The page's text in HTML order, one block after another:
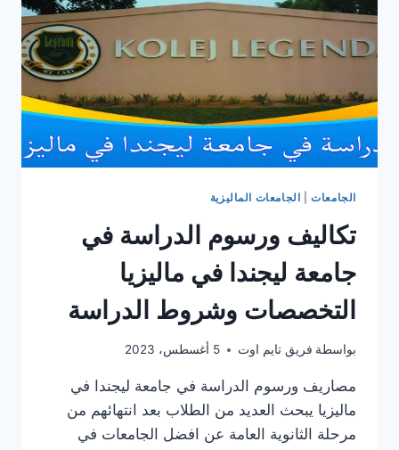
الجامعات| الجامعات الماليزية
تكاليف ورسوم الدراسة في
جامعة ليجندا في ماليزيا
التخصصات وشروط الدراسة
بواسطة فريق تايم اوت 5 أغسطس، 2023
مصاريف ورسوم الدراسة في جامعة ليجندا في
ماليزيا يبحث العديد من الطلاب بعد انتهائهم من
مرحلة الثانوية العامة عن افضل الجامعات في